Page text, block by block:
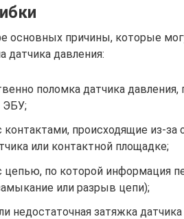
основных причины, которые
датчика давления:
поломка датчика
ЭБУ;
происходящие из-за
или контактной площадке;
по которой информация
или разрыв цепи);
недостаточная затяжка